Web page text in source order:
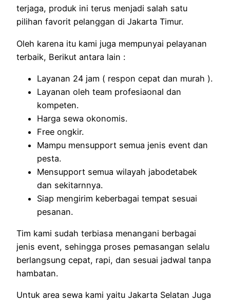
terjaga, produk ini terus menjadi salah satu
pilihan favorit pelanggan di Jakarta Timur.
Oleh karena itu kami juga mempunyai pelayanan
terbaik, Berikut antara lain :
Layanan 24 jam ( respon cepat dan murah ).
Layanan oleh team profesiaonal dan
kompeten.
Harga sewa okonomis.
Free ongkir.
Mampu mensupport semua jenis event dan
pesta.
Mensupport semua wilayah jabodetabek
dan sekitarnnya.
Siap mengirim keberbagai tempat sesuai
pesanan.
Tim kami sudah terbiasa menangani berbagai
jenis event, sehingga proses pemasangan selalu
berlangsung cepat, rapi, dan sesuai jadwal tanpa
hambatan.
Untuk area sewa kami yaitu Jakarta Selatan Juga